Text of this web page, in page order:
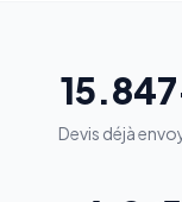
Devis déjà